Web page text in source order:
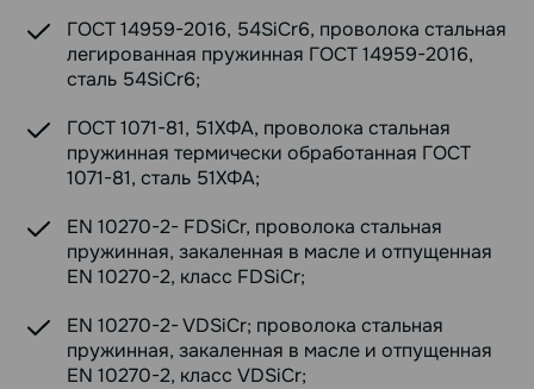
ГОСТ 14959-2016, 54SiCr6, проволока стальная
легированная пружинная ГОСТ 14959-2016,
сталь 54SiCr6;
ГОСТ 1071-81, 51ХФА, проволока стальная
пружинная термически обработанная ГОСТ
1071-81, сталь 51ХФА;
EN 10270-2- FDSiCr, проволока стальная
пружинная, закаленная в масле и отпущенная
EN 10270-2, класс FDSiCr;
EN 10270-2- VDSiCr; проволока стальная
пружинная, закаленная в масле и отпущенная
EN 10270-2, класс VDSiCr;